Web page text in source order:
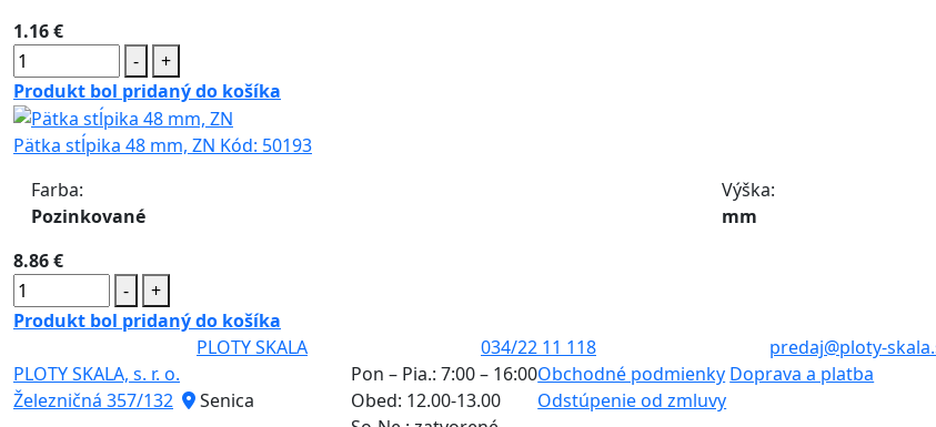
1.16 €
-
+
Produkt bol pridaný do košíka
Pätka stĺpika 48 mm, ZN Kód: 50193
Farba:
Pozinkované
Výška:
mm
8.86 €
-
+
Produkt bol pridaný do košíka
PLOTY SKALA
034/22 11 118 predaj@ploty-
PLOTY SKALA, s. r. o.
Železničná 357/132
Senica
Pon – Pia.: 7:00 – 16:00
Obed: 12.00-13.00
Obchodné podmienky Doprava a platba
Odstúpenie od zmluvy